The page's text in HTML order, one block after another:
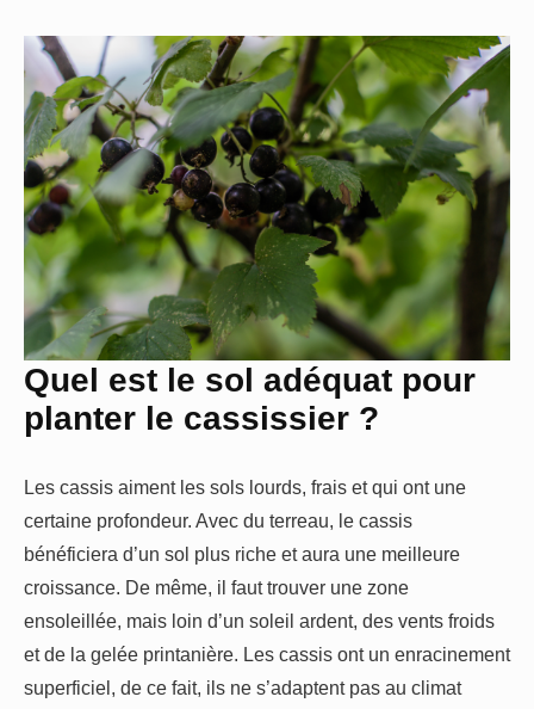
Quel est le sol adéquat pour
planter le cassissier ?
Les cassis aiment les sols lourds, frais et qui ont une
certaine profondeur. Avec du terreau, le cassis
bénéficiera d’un sol plus riche et aura une meilleure
croissance. De même, il faut trouver une zone
ensoleillée, mais loin d’un soleil ardent, des vents froids
et de la gelée printanière. Les cassis ont un enracinement
superficiel, de ce fait, ils ne s’adaptent pas au climat